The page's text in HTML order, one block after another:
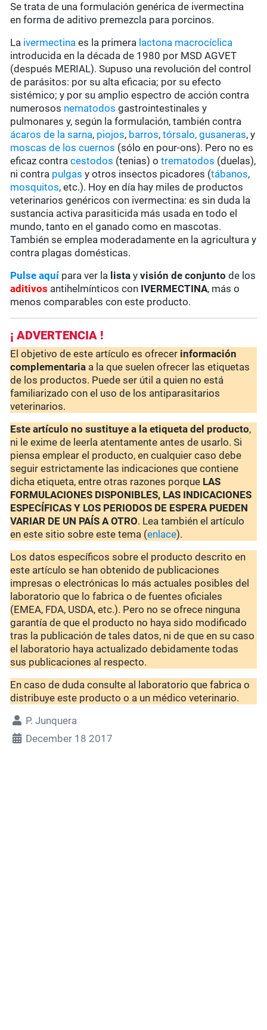
Se trata de una formulación genérica de ivermectina
en forma de aditivo premezcla para porcinos.
La ivermectina es la primera lactona macrocíclica
introducida en la década de 1980 por MSD AGVET
(después MERIAL). Supuso una revolución del control
de parásitos: por su alta eficacia; por su efecto
sistémico; y por su amplio espectro de acción contra
numerosos nematodos gastrointestinales y
pulmonares y, según la formulación, también contra
ácaros de la sarna, piojos, barros,tórsalo,gusaneras, y
moscas de los cuernos (sólo en pour-ons). Pero no es
eficaz contracestodos (tenias) otrematodos (duelas),
ni contra pulgas y otros insectos picadores (tábanos,
mosquitos, etc.). Hoy en día hay miles de productos
veterinarios genéricos con ivermectina: es sin duda la
sustancia activa parasiticida más usada en todo el
mundo, tanto en el ganado como en mascotas.
También se emplea moderadamente en la agricultura y
contra plagas domésticas.
Pulse aquípara ver la lista yvisión de conjunto de los
aditivos antihelmínticos con IVERMECTINA, más o
menos comparables con este producto.
¡ ADVERTENCIA !
El objetivo de este artículo es ofrecer información
complementaria a la que suelen ofrecer las etiquetas
de los productos. Puede ser útil a quien no está
familiarizado con el uso de los antiparasitarios
veterinarios.
Este artículo no sustituye a la etiqueta del producto,
ni le exime de leerla atentamente antes de usarlo. Si
piensa emplear el producto, en cualquier caso debe
seguir estrictamente las indicaciones que contiene
dicha etiqueta, entre otras razones porque LAS
FORMULACIONES DISPONIBLES, LAS INDICACIONES
ESPECÍFICAS Y LOS PERIODOS DE ESPERA PUEDEN
VARIAR DE UN PAÍS A OTRO. Lea también el artículo
en este sitio sobre este tema (enlace).
Los datos específicos sobre el producto descrito en
este artículo se han obtenido de publicaciones
impresas o electrónicas lo más actuales posibles del
laboratorio que lo fabrica o de fuentes oficiales
(EMEA, FDA, USDA, etc.). Pero no se ofrece ninguna
garantía de que el producto no haya sido modificado
tras la publicación de tales datos, ni de que en su caso
el laboratorio haya actualizado debidamente todas
sus publicaciones al respecto.
En caso de duda consulte al laboratorio que fabrica o
distribuye este producto o a un médico veterinario.
P. Junquera
December 18 2017